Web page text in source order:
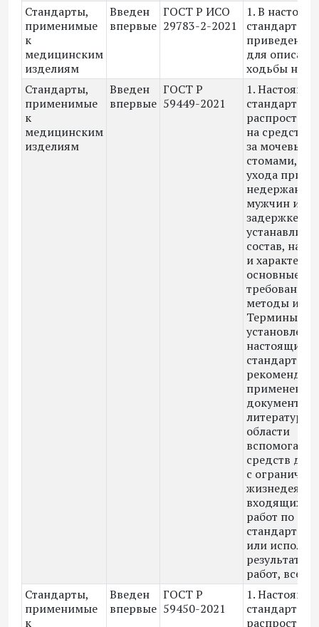
Стандарты,
применимые
к
медицинским
изделиям
Введен
впервые
ГОСТ Р ИСО
29783-2-2021
1. В
стандарте
приведен
для
ходьбы на
Стандарты,
применимые
к
медицинским
изделиям
Введен
впервые
ГОСТ Р
59449-2021
1.
стандарт
на средства
за мочевыми
стомами,
ухода при
недержании
мужчин и
задержке
состав,
и
основные
требования
методы
Термины,
настоящим
стандартом,
применения
литературе в
области
средств
с
входящих в
работ по
или
результаты
работ, всех
Стандарты,
применимые
к
Введен
впервые
ГОСТ Р
59450-2021
1.
стандарт